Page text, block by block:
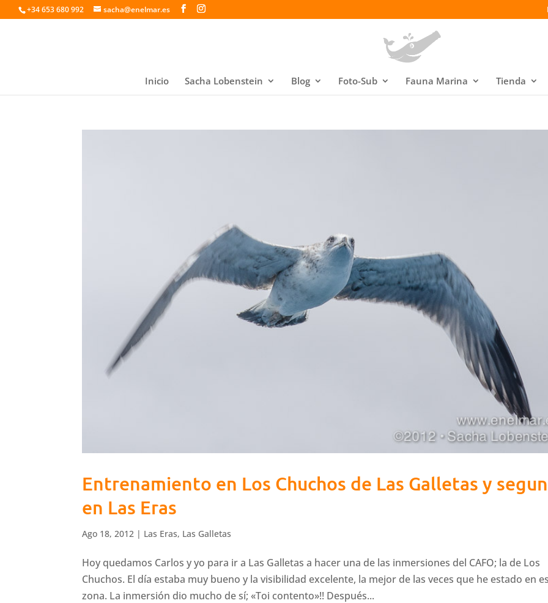
+34 653 680 992 sacha@enelmar.es
Inicio Sacha Lobenstein Blog Foto-Sub Fauna Marina Tienda
Entrenamiento en Los Chuchos de Las Galletas y
en Las Eras
Ago 18, 2012 | Las Eras, Las Galletas
Hoy quedamos Carlos y yo para ir a Las Galletas a hacer una de las inmersiones del CAFO; la de Los
Chuchos. El día estaba muy bueno y la visibilidad excelente, la mejor de las veces que he estado en
zona. La inmersión dio mucho de sí; «Toi contento»!! Después...